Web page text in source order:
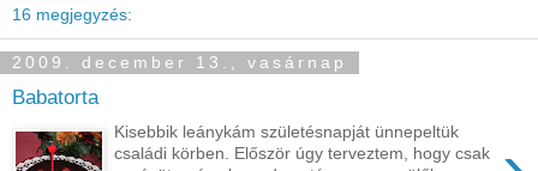
16 megjegyzés:
2009. december 13., vasárnap
Babatorta
Kisebbik leánykám születésnapját ünnepeltük
családi körben. Először úgy terveztem, hogy csak